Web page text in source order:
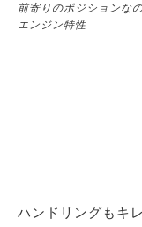
前寄りのポジションな
エンジン特性
ハンドリングもキ